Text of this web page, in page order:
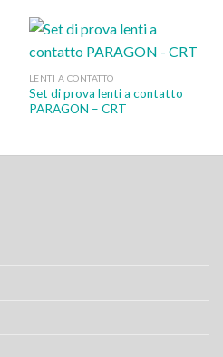
LENTI A CONTATTO
Set di prova lenti a contatto
PARAGON – CRT